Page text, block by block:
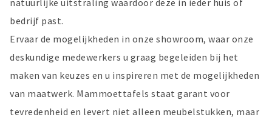
natuurlijke uitstraling waardoor deze in ieder huis of
bedrijf past.
Ervaar de mogelijkheden in onze showroom, waar onze
deskundige medewerkers u graag begeleiden bij het
maken van keuzes en u inspireren met de mogelijkheden
van maatwerk. Mammoettafels staat garant voor
tevredenheid en levert niet alleen meubelstukken, maar